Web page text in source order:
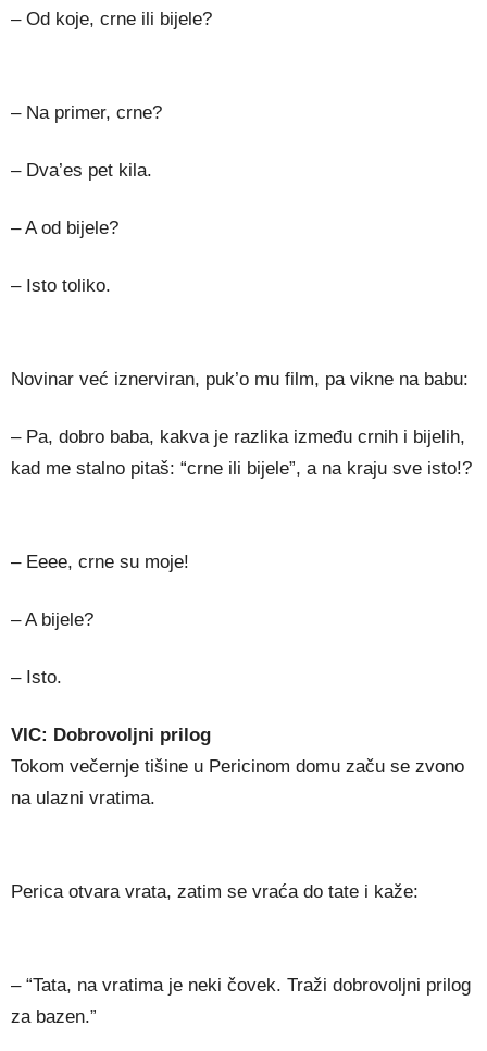
– Od koje, crne ili bijele?
– Na primer, crne?
– Dva’es pet kila.
– A od bijele?
– Isto toliko.
Novinar već iznerviran, puk’o mu film, pa vikne na babu:
– Pa, dobro baba, kakva je razlika između crnih i bijelih,
kad me stalno pitaš: “crne ili bijele”, a na kraju sve isto!?
– Eeee, crne su moje!
– A bijele?
– Isto.
VIC: Dobrovoljni prilog
Tokom večernje tišine u Pericinom domu začu se zvono
na ulazni vratima.
Perica otvara vrata, zatim se vraća do tate i kaže:
– “Tata, na vratima je neki čovek. Traži dobrovoljni prilog
za bazen.”